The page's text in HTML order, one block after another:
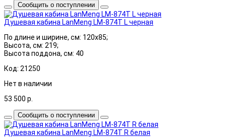
Сообщить о поступлении
Душевая кабина LanMeng LM-874T L черная
По длине и ширине, см: 120x85;
Высота, см: 219;
Высота поддона, см: 40
Код: 21250
Нет в наличии
53 500 р.
Сообщить о поступлении
Душевая кабина LanMeng LM-874T R белая